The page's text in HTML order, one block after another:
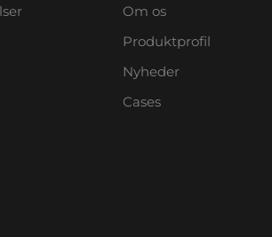
Om os
Produktprofil
Nyheder
Cases